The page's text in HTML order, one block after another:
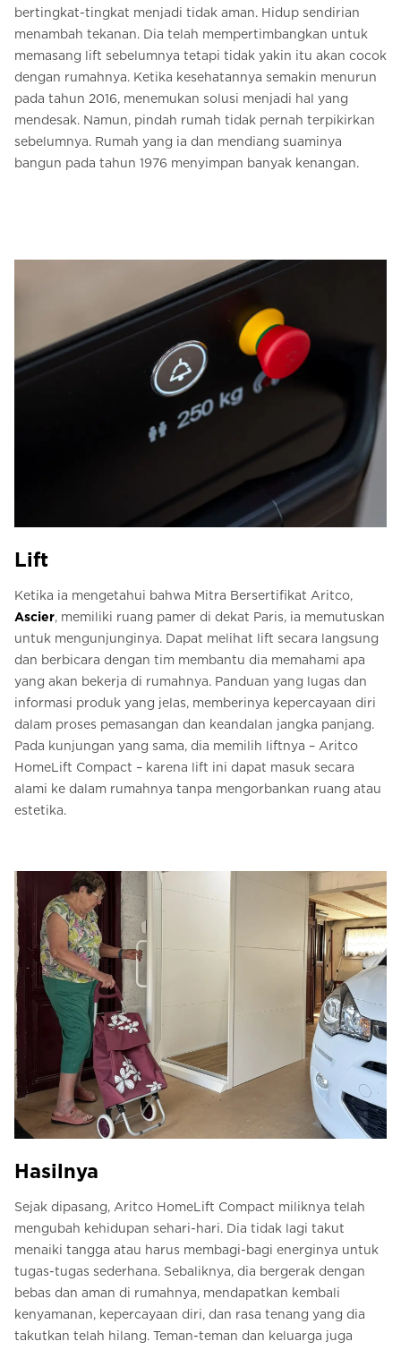
bertingkat-tingkat menjadi tidak aman. Hidup sendirian
menambah tekanan. Dia telah mempertimbangkan untuk
memasang lift sebelumnya tetapi tidak yakin itu akan cocok
dengan rumahnya. Ketika kesehatannya semakin menurun
pada tahun 2016, menemukan solusi menjadi hal yang
mendesak. Namun, pindah rumah tidak pernah terpikirkan
sebelumnya. Rumah yang ia dan mendiang suaminya
bangun pada tahun 1976 menyimpan banyak kenangan.
Lift
Ketika ia mengetahui bahwa Mitra Bersertifikat Aritco,
Ascier, memiliki ruang pamer di dekat Paris, ia memutuskan
untuk mengunjunginya. Dapat melihat lift secara langsung
dan berbicara dengan tim membantu dia memahami apa
yang akan bekerja di rumahnya. Panduan yang lugas dan
informasi produk yang jelas, memberinya kepercayaan diri
dalam proses pemasangan dan keandalan jangka panjang.
Pada kunjungan yang sama, dia memilih liftnya – Aritco
HomeLift Compact – karena lift ini dapat masuk secara
alami ke dalam rumahnya tanpa mengorbankan ruang atau
estetika.
Hasilnya
Sejak dipasang, Aritco HomeLift Compact miliknya telah
mengubah kehidupan sehari-hari. Dia tidak lagi takut
menaiki tangga atau harus membagi-bagi energinya untuk
tugas-tugas sederhana. Sebaliknya, dia bergerak dengan
bebas dan aman di rumahnya, mendapatkan kembali
kenyamanan, kepercayaan diri, dan rasa tenang yang dia
takutkan telah hilang. Teman-teman dan keluarga juga